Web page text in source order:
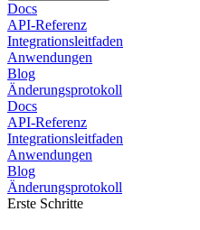
Docs
API-Referenz
Integrationsleitfaden
Anwendungen
Blog
Änderungsprotokoll
Docs
API-Referenz
Integrationsleitfaden
Anwendungen
Blog
Änderungsprotokoll
Erste Schritte